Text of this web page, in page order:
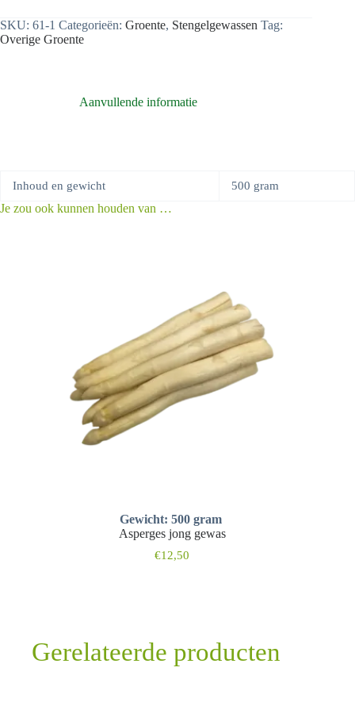
SKU: 61-1 Categorieën: Groente, Stengelgewassen Tag:
Overige Groente
Aanvullende informatie
Inhoud en gewicht 500 gram
Je zou ook kunnen houden van …
Asperges jong gewas
€12,50
Gewicht: 500 gram
Gerelateerde producten